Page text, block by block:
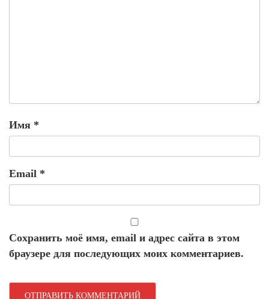
Имя *
Email *
Сохранить моё имя, email и адрес сайта в этом
браузере для последующих моих комментариев.